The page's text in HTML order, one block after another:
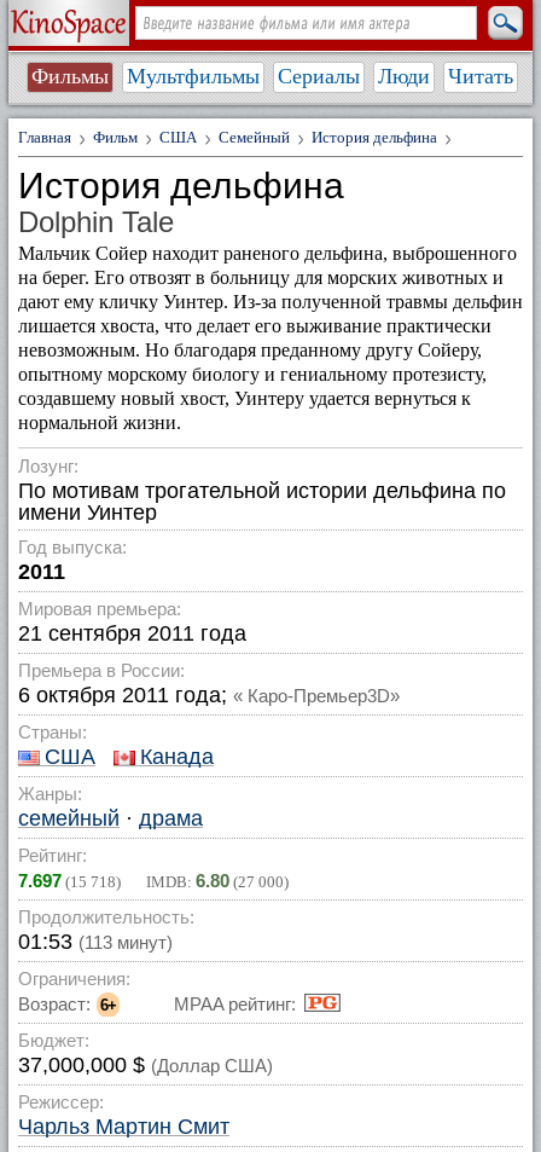
Фильмы Мультфильмы Сериалы Люди Читать
Главная Фильм США Семейный История дельфина
История дельфина
Dolphin Tale
Мальчик Сойер находит раненого дельфина, выброшенного
на берег. Его отвозят в больницу для морских животных и
дают ему кличку Уинтер. Из-за полученной травмы дельфин
лишается хвоста, что делает его выживание практически
невозможным. Но благодаря преданному другу Сойеру,
опытному морскому биологу и гениальному протезисту,
создавшему новый хвост, Уинтеру удается вернуться к
нормальной жизни.
Лозунг:
По мотивам трогательной истории дельфина по
имени Уинтер
Год выпуска:
2011
Мировая премьера:
21 сентября 2011 года
Премьера в России:
6 октября 2011 года; « Каро-Премьер3D»
Страны:
США Канада
Жанры:
семейный · драма
Рейтинг:
7.697 (15 718) IMDB: 6.80 (27 000)
Продолжительность:
01:53 (113 минут)
Ограничения:
Возраст: 6+
MPAA рейтинг:
Бюджет:
37,000,000 $ (Доллар США)
Режиссер:
Чарльз Мартин Смит